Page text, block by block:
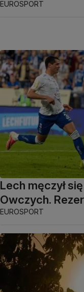
EUROSPORT
Lech męczył
Owczych.
EUROSPORT